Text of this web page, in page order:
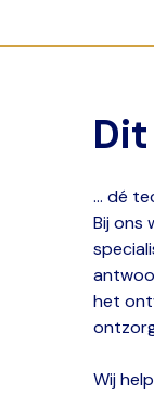
... dé
Bij ons
het
Wij